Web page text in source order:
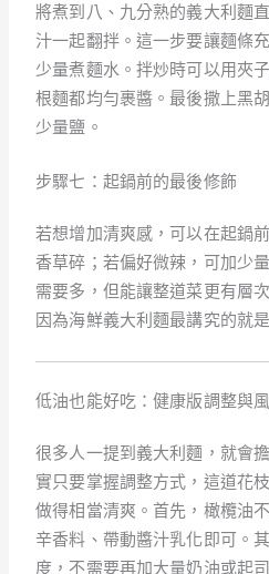
將煮到八、九分熟的義大利麵
汁一起翻拌。這一步要讓麵條
少量煮麵水。拌炒時可以用夾
根麵都均勻裹醬。最後撒上黑
少量鹽。
步驟七：起鍋前的最後修飾
若想增加清爽感，可以在起鍋
香草碎；若偏好微辣，可加少
需要多，但能讓整道菜更有層
因為海鮮義大利麵最講究的就
低油也能好吃：健康版調整與
很多人一提到義大利麵，就會
實只要掌握調整方式，這道花
做得相當清爽。首先，橄欖油
辛香料、帶動醬汁乳化即可。
度，不需要再加大量奶油或起